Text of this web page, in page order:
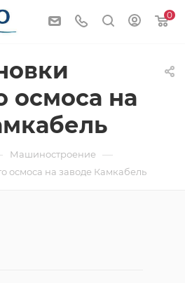
0
осмоса на
Машиностроение —
осмоса на заводе Камкабель